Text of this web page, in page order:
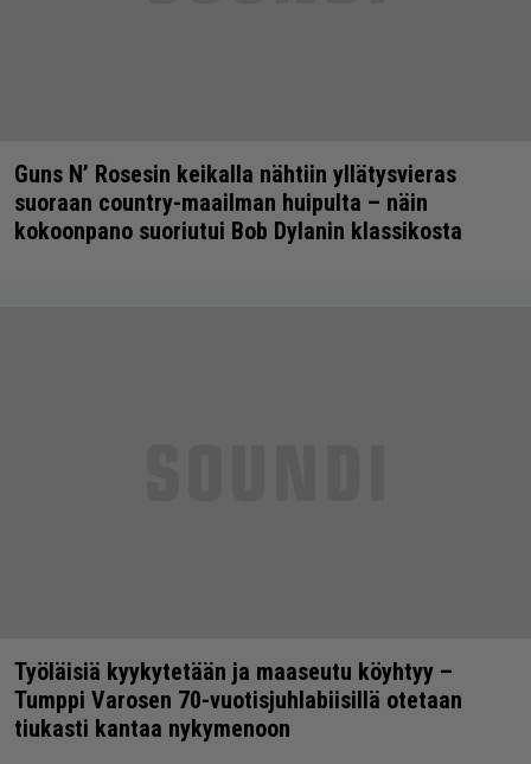
Guns N’ Rosesin keikalla nähtiin yllätysvieras
suoraan country-maailman huipulta – näin
kokoonpano suoriutui Bob Dylanin klassikosta
Työläisiä kyykytetään ja maaseutu köyhtyy –
Tumppi Varosen 70-vuotisjuhlabiisillä otetaan
tiukasti kantaa nykymenoon